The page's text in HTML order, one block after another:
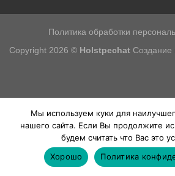
Политика обработки
Copyright 2026 © Holstpechat Создание
Мы используем куки для
нашего сайта. Если Вы продолжите
будем считать что Вас это
Хорошо
Политика